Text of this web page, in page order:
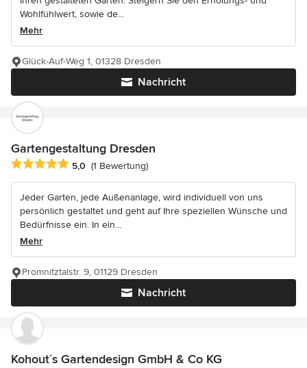
Wohlfühlwert, sowie de...
Mehr
Nachricht
Glück-Auf-Weg 1, 01328 Dresden
Gartengestaltung Dresden
Durchschnittliche Bewertung: 5 von 5 Sternen
5,0 (1 Bewertung)
Jeder Garten, jede Außenanlage, wird individuell von uns
persönlich gestaltet und geht auf Ihre speziellen Wünsche und
Bedürfnisse ein. In ein...
Mehr
Nachricht
Promnitztalstr. 9, 01129 Dresden
Kohout´s Gartendesign GmbH & Co KG